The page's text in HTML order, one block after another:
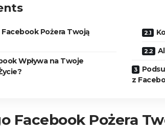
Pożera Twoją
Wpływa na Twoje
z
Facebook Pożera